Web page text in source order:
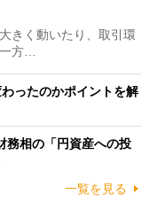
きく動いたり、取引環
方…
ったのかポイントを解
務相の「円資産への投
一覧を見る